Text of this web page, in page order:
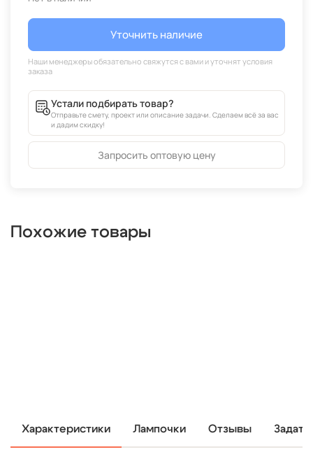
Уточнить наличие
Устали подбирать товар?
Отправьте смету, проект или описание задачи. Сделаем всё за вас
и дадим скидку!
Запросить оптовую цену
Похожие товары
Характеристики Лампочки Отзывы